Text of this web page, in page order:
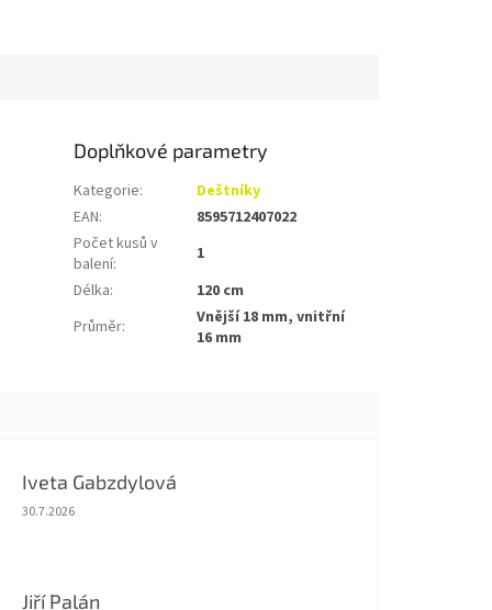
Doplňkové parametry
Kategorie:
Deštníky
EAN:
8595712407022
Počet kusů v
balení:
1
Délka:
120 cm
Průměr:
Vnější 18 mm, vnitřní
16 mm
Iveta Gabzdylová
Hodnocení obchodu je 5 z 5 hvězdiček.
30.7.2026
Jiří Palán